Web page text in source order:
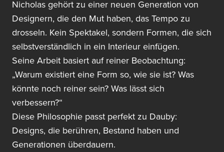
Nicholas gehört zu einer neuen Generation von
Designern, die den Mut haben, das Tempo zu
drosseln. Kein Spektakel, sondern Formen, die sich
selbstverständlich in ein Interieur einfügen.
Seine Arbeit basiert auf reiner Beobachtung:
„Warum existiert eine Form so, wie sie ist? Was
könnte noch reiner sein? Was lässt sich
verbessern?“
Diese Philosophie passt perfekt zu Dauby:
Designs, die berühren, Bestand haben und
Generationen überdauern.